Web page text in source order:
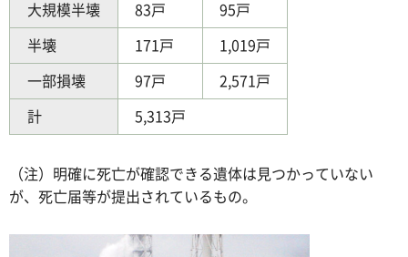
大規模半壊
83戸
95戸
半壊
171戸
1,019戸
一部損壊
97戸
2,571戸
計
5,313戸
（注）明確に死亡が確認できる遺体は見つかっていない
が、死亡届等が提出されているもの。